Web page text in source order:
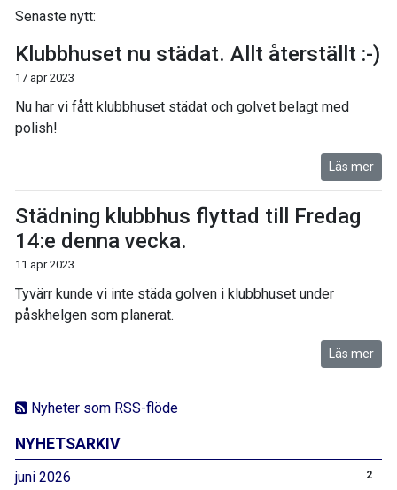
Nyheter som RSS-flöde
NYHETSARKIV
juni 2026 2
Senaste nytt:
Klubbhuset nu städat. Allt återställt :-)
17 apr 2023
Nu har vi fått klubbhuset städat och golvet belagt med
polish!
Läs mer
Städning klubbhus flyttad till Fredag
14:e denna vecka.
11 apr 2023
Tyvärr kunde vi inte städa golven i klubbhuset under
påskhelgen som planerat.
Läs mer